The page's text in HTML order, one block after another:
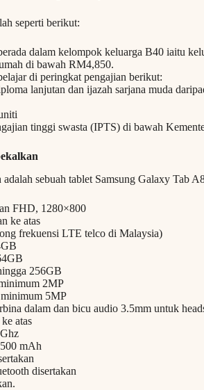
seperti berikut:
dalam kelompok keluarga B40 iaitu
di bawah RM4,850.
di peringkat pengajian berikut:
lanjutan dan ijazah sarjana muda
tinggi swasta (IPTS) di bawah
sebuah tablet Samsung Galaxy Tab
FHD, 1280×800
ke atas
frekuensi LTE telco di Malaysia)
256GB
2MP
5MP
dalam dan bicu audio 3.5mm untuk
atas
mAh
disertakan